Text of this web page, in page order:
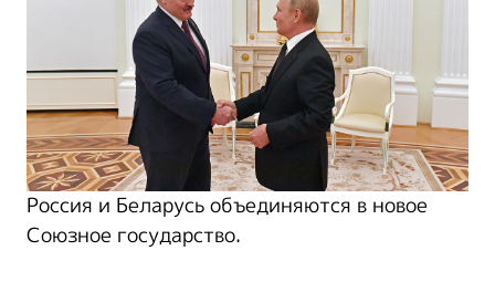
Россия и Беларусь объединяются в новое
Союзное государство.